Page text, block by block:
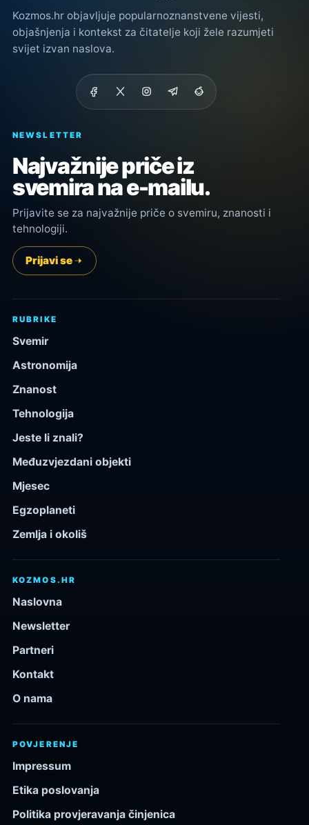
Kozmos.hr objavljuje popularnoznanstvene vijesti,
objašnjenja i kontekst za čitatelje koji žele razumjeti
svijet izvan naslova.
NEWSLETTER
Najvažnije priče iz
svemira na e-mailu.
Prijavite se za najvažnije priče o svemiru, znanosti i
tehnologiji.
Prijavi se
RUBRIKE
Svemir
Astronomija
Znanost
Tehnologija
Jeste li znali?
Međuzvjezdani objekti
Mjesec
Egzoplaneti
Zemlja i okoliš
KOZMOS.HR
Naslovna
Newsletter
Partneri
Kontakt
O nama
POVJERENJE
Impressum
Etika poslovanja
Politika provjeravanja činjenica